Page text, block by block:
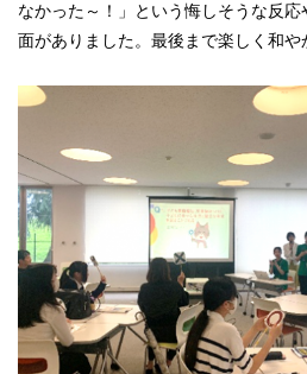
なかった～！」という悔しそうな反
面がありました。最後まで楽しく和や